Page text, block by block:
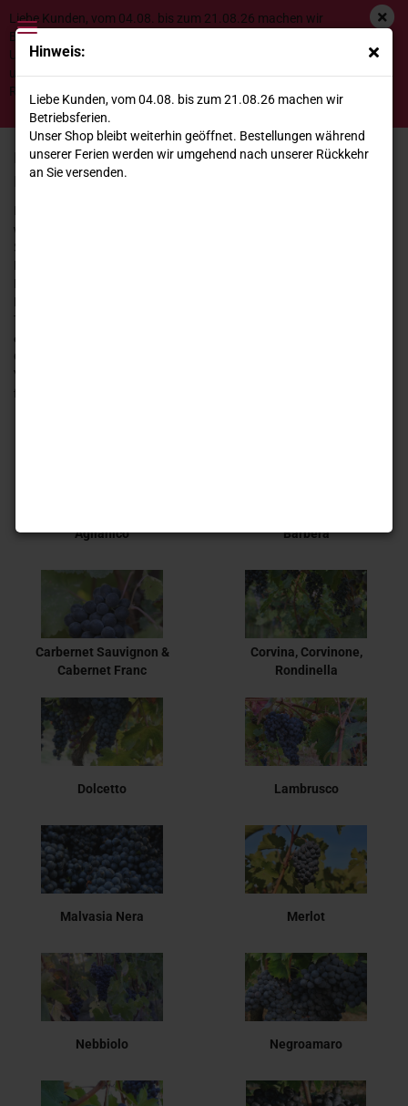
Hinweis:
Liebe Kunden, vom 04.08. bis zum 21.08.26 machen wir
Betriebsferien.
Unser Shop bleibt weiterhin geöffnet. Bestellungen während
unserer Ferien werden wir umgehend nach unserer Rückkehr
an Sie versenden.
Liebe Kunden, vom 04.08. bis zum 21.08.26 machen wir
Betriebsferien.
Unser Shop bleibt weiterhin geöffnet. Bestellungen während
unserer Ferien werden wir umgehend nach unserer
Rückkehr an Sie versenden.REBSORTEN
Entdecken Sie die Vielfalt der italienischen
Rebsorten für Ihren Rotwein!
werden in den unterschiedlichen Regionen des italienischen
Stiefels Rotweine in hervorragenden Qualitäten produziert.
Probieren Sie die italienischen Rebsorten Barbera, Nebbiolo,
Dolcetto, Pinot Nero und Freisa aus dem Piemont. Lernen Sie
Primitivo, Negroamaro und Malvasia Nera, die autochthonen
Trauben der süditalienischen Stiefelspitze Apuliens kennen, und
erleben Sie die Vielfalt der Sangiovese Traube aus der Toskana.
Corvina Veronese, Carbernet Sauvignon und Merlot aus dem
Veneto sind ebenfalls italienische Rebsorten, die die Grundlage
für einen erstklassigen Rotwein aus Italien bilden.
Aglianico Barbera
Carbernet Sauvignon &
Cabernet Franc
Corvina, Corvinone,
Rondinella
Dolcetto Lambrusco
Malvasia Nera Merlot
Nebbiolo Negroamaro